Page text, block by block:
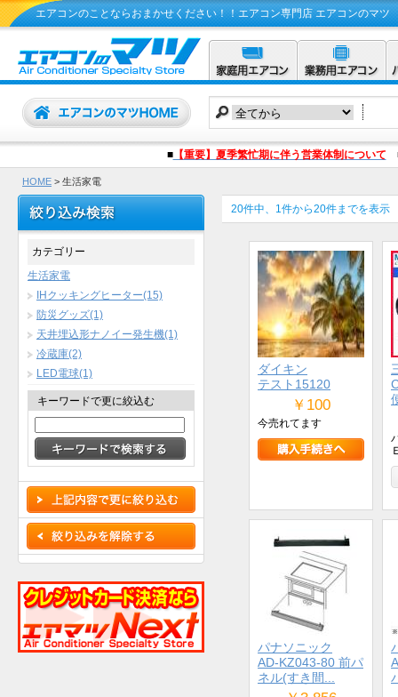
エアコンのことならおまかせください！！エアコン専門店 エアコンのマツ
■【重要】夏季繁忙期に伴う営業体制について
HOME > 生活家電
20件中、1件から20件までを表示
ダイキン
テスト15120
￥100
今売れてます
パナソニック
AD-KZ043-80 前パ
ネル(すき間...
カテゴリー
生活家電
IHクッキングヒーター(15)
防災グッズ(1)
天井埋込形ナノイー発生機(1)
冷蔵庫(2)
LED電球(1)
キーワードで更に絞込む